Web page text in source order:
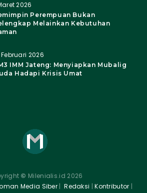
2026
Perempuan Bukan
Melainkan Kebutuhan
Februari 2026
IMM Jateng: Menyiapkan Mubalig
Hadapi Krisis Umat
© Milenialis.id 2026
Media Siber | Redaksi |Kontributor |